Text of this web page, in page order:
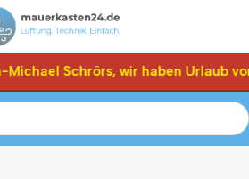
Schrörs, wir haben Urlaub